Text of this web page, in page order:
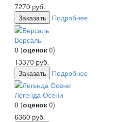
7270 руб.
Заказать
Подробнее
Версаль
0 (оценок 0)
13370 руб.
Заказать
Подробнее
Легенда Осени
0 (оценок 0)
6360 руб.